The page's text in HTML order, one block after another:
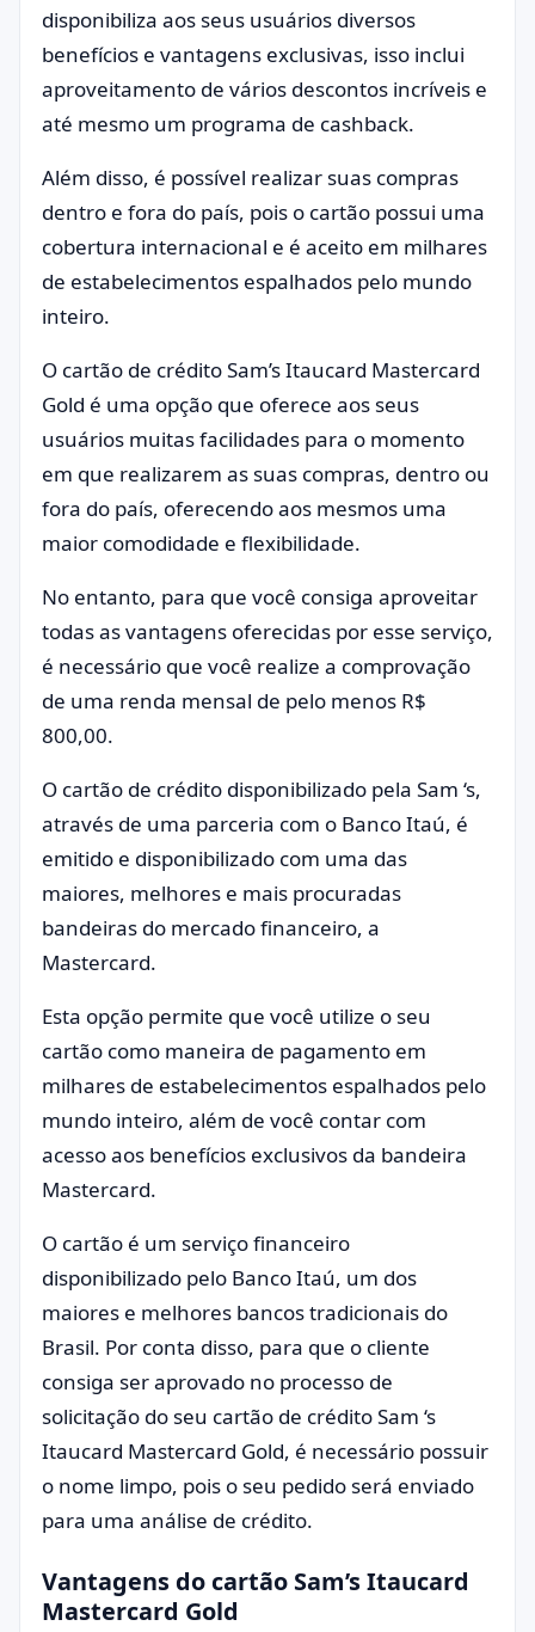
disponibiliza aos seus usuários diversos
benefícios e vantagens exclusivas, isso inclui
aproveitamento de vários descontos incríveis e
até mesmo um programa de cashback.
Além disso, é possível realizar suas compras
dentro e fora do país, pois o cartão possui uma
cobertura internacional e é aceito em milhares
de estabelecimentos espalhados pelo mundo
inteiro.
O cartão de crédito Sam’s Itaucard Mastercard
Gold é uma opção que oferece aos seus
usuários muitas facilidades para o momento
em que realizarem as suas compras, dentro ou
fora do país, oferecendo aos mesmos uma
maior comodidade e flexibilidade.
No entanto, para que você consiga aproveitar
todas as vantagens oferecidas por esse serviço,
é necessário que você realize a comprovação
de uma renda mensal de pelo menos R$
800,00.
O cartão de crédito disponibilizado pela Sam ‘s,
através de uma parceria com o Banco Itaú, é
emitido e disponibilizado com uma das
maiores, melhores e mais procuradas
bandeiras do mercado financeiro, a
Mastercard.
Esta opção permite que você utilize o seu
cartão como maneira de pagamento em
milhares de estabelecimentos espalhados pelo
mundo inteiro, além de você contar com
acesso aos benefícios exclusivos da bandeira
Mastercard.
O cartão é um serviço financeiro
disponibilizado pelo Banco Itaú, um dos
maiores e melhores bancos tradicionais do
Brasil. Por conta disso, para que o cliente
consiga ser aprovado no processo de
solicitação do seu cartão de crédito Sam ‘s
Itaucard Mastercard Gold, é necessário possuir
o nome limpo, pois o seu pedido será enviado
para uma análise de crédito.
Vantagens do cartão Sam’s Itaucard
Mastercard Gold